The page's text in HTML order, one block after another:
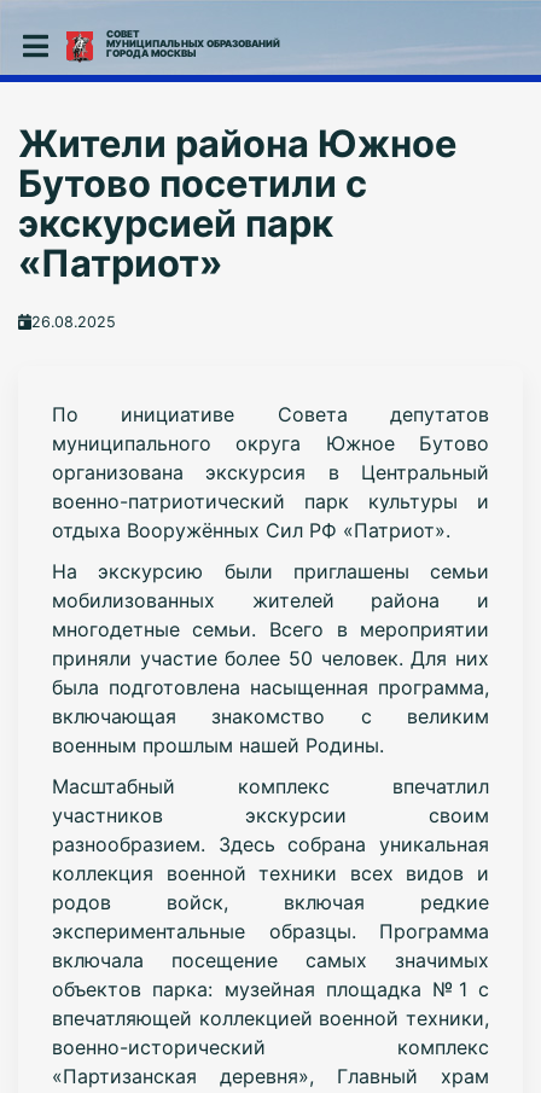
СОВЕТ
МУНИЦИПАЛЬНЫХ ОБРАЗОВАНИЙ
ГОРОДА МОСКВЫ
Жители района Южное
Бутово посетили с
экскурсией парк
«Патриот»
26.08.2025
По инициативе Совета депутатов
муниципального округа Южное Бутово
организована экскурсия в Центральный
военно-патриотический парк культуры и
отдыха Вооружённых Сил РФ «Патриот».
На экскурсию были приглашены семьи
мобилизованных жителей района и
многодетные семьи. Всего в мероприятии
приняли участие более 50 человек. Для них
была подготовлена насыщенная программа,
включающая знакомство с великим
военным прошлым нашей Родины.
Масштабный комплекс впечатлил
участников экскурсии своим
разнообразием. Здесь собрана уникальная
коллекция военной техники всех видов и
родов войск, включая редкие
экспериментальные образцы. Программа
включала посещение самых значимых
объектов парка: музейная площадка №1 с
впечатляющей коллекцией военной техники,
военно-исторический комплекс
«Партизанская деревня», Главный храм